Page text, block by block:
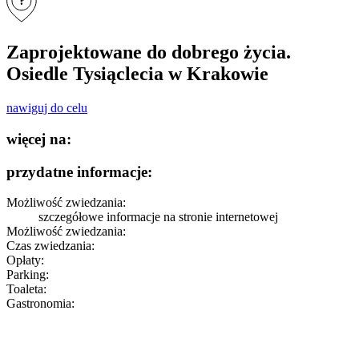
Zaprojektowane do dobrego życia.
Osiedle Tysiąclecia w Krakowie
nawiguj do celu
więcej na:
przydatne informacje:
Możliwość zwiedzania:
szczegółowe informacje na stronie internetowej
Możliwość zwiedzania:
Czas zwiedzania:
Opłaty:
Parking:
Toaleta:
Gastronomia: